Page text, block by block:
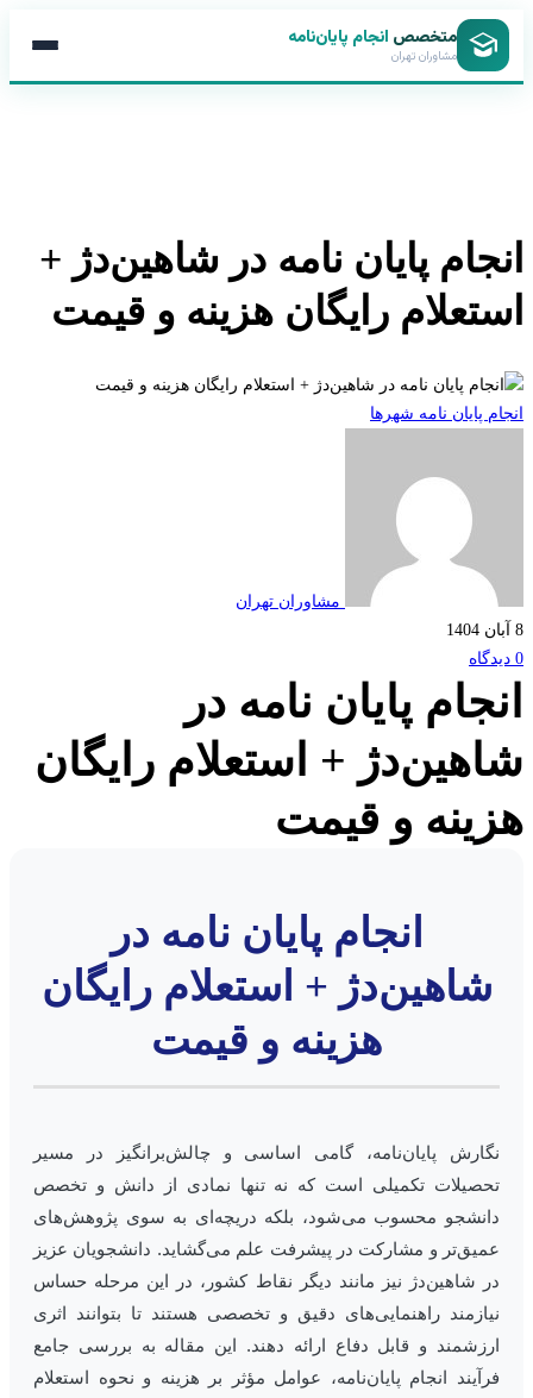
متخصصانجام پایان‌نامه
مشاوران تهران
پایان نامه در شاهین‌دژ +
رایگان هزینه و قیمت
پایان نامه شهرها
مشاوران تهران
پایان نامه در
+ استعلام رایگان
و قیمت
انجام پایان نامه در
شاهین‌دژ + استعلام رایگان
هزینه و قیمت
پایان‌نامه، گامی اساسی و چالش‌برانگیز در مسیر
تکمیلی است که نه تنها نمادی از دانش و تخصص
محسوب می‌شود، بلکه دریچه‌ای به سوی پژوهش‌های
و مشارکت در پیشرفت علم می‌گشاید. دانشجویان عزیز
شاهین‌دژ نیز مانند دیگر نقاط کشور، در این مرحله حساس
راهنمایی‌های دقیق و تخصصی هستند تا بتوانند اثری
و قابل دفاع ارائه دهند. این مقاله به بررسی جامع
انجام پایان‌نامه، عوامل مؤثر بر هزینه و نحوه استعلام